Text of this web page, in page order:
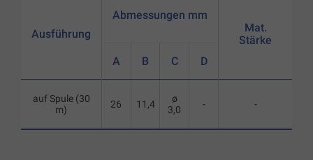
Ausführung
auf Spule (30
m)
Abmessungen mm
A B C D
26 11,4
ø
3,0
-
Mat.
Stärke
-